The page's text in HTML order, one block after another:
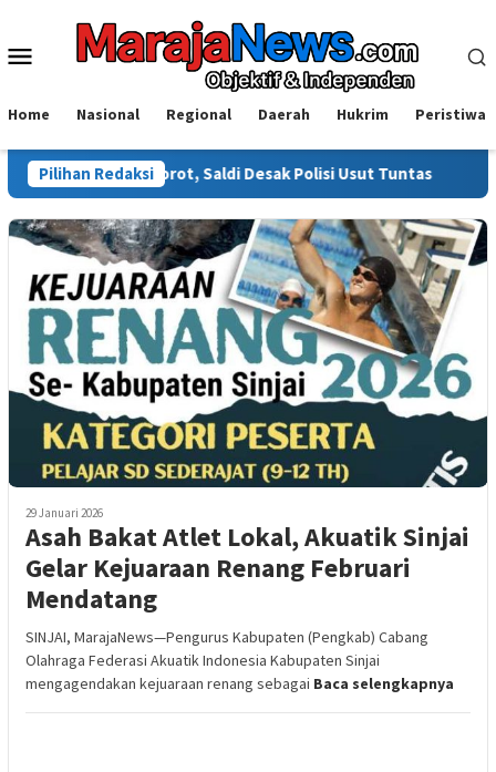
konten
Menu
Home Nasional Regional Daerah Hukrim Peristiwa
Pilihan Redaksi
Disorot, Saldi Desak Polisi Usut Tuntas Warga Sinjai
29 Januari 2026
Asah Bakat Atlet Lokal, Akuatik Sinjai
Gelar Kejuaraan Renang Februari
Mendatang
SINJAI, MarajaNews—Pengurus Kabupaten (Pengkab) Cabang
Olahraga Federasi Akuatik Indonesia Kabupaten Sinjai
mengagendakan kejuaraan renang sebagai Baca selengkapnya